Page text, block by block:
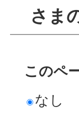
さま
このペ
なし